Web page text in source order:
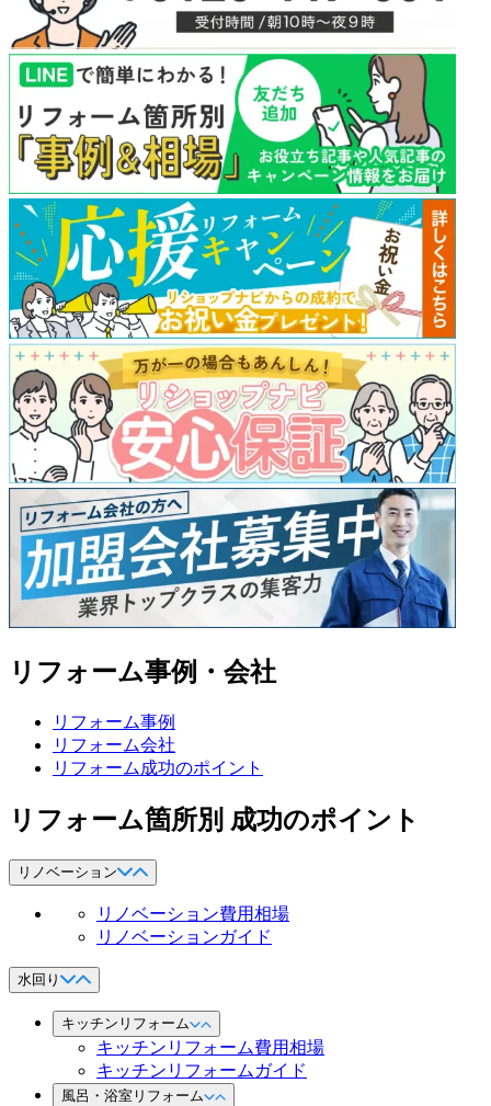
リフォーム事例・会社
リフォーム事例
リフォーム会社
リフォーム成功のポイント
リフォーム箇所別 成功のポイント
リノベーション
リノベーション費用相場
リノベーションガイド
水回り
キッチンリフォーム
キッチンリフォーム費用相場
キッチンリフォームガイド
風呂・浴室リフォーム